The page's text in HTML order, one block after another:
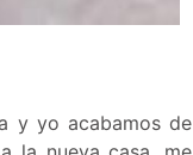
y yo acabamos de